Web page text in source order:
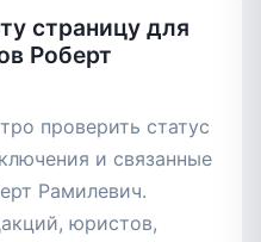
страницу для
Роберт
проверить статус
и связанные
Рамилевич.
юристов,